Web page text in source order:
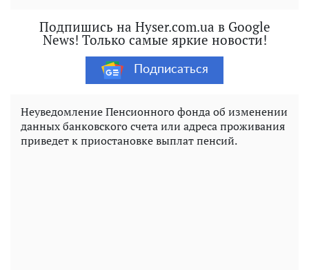
Подпишись на Hyser.com.ua в Google
News! Только самые яркие новости!
Подписаться
Неуведомление Пенсионного фонда об изменении
данных банковского счета или адреса проживания
приведет к приостановке выплат пенсий.